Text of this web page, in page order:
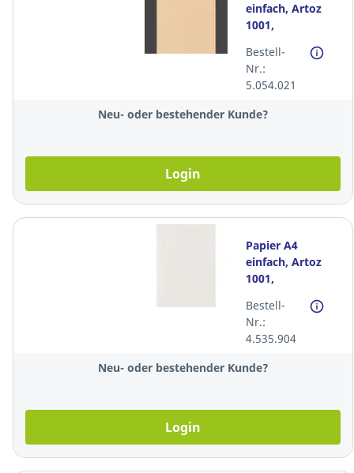
einfach, Artoz
1001,
100g, baileys,
Packung à 100
Stück
Bestell-
Nr.:
5.054.021
Neu- oder bestehender Kunde?
Login
Papier A4
einfach, Artoz
1001,
100g, invory,
Packung à 100
Stück
Bestell-
Nr.:
4.535.904
Neu- oder bestehender Kunde?
Login